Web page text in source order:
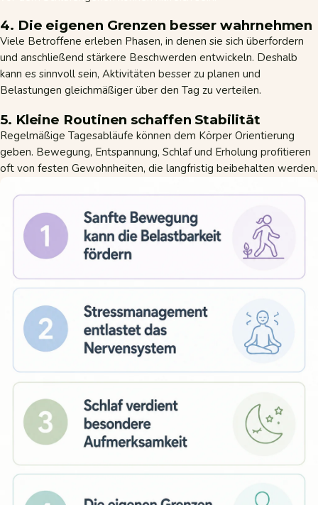
4. Die eigenen Grenzen besser wahrnehmen
Viele Betroffene erleben Phasen, in denen sie sich überfordern
und anschließend stärkere Beschwerden entwickeln. Deshalb
kann es sinnvoll sein, Aktivitäten besser zu planen und
Belastungen gleichmäßiger über den Tag zu verteilen.
5. Kleine Routinen schaffen Stabilität
Regelmäßige Tagesabläufe können dem Körper Orientierung
geben. Bewegung, Entspannung, Schlaf und Erholung profitieren
oft von festen Gewohnheiten, die langfristig beibehalten werden.